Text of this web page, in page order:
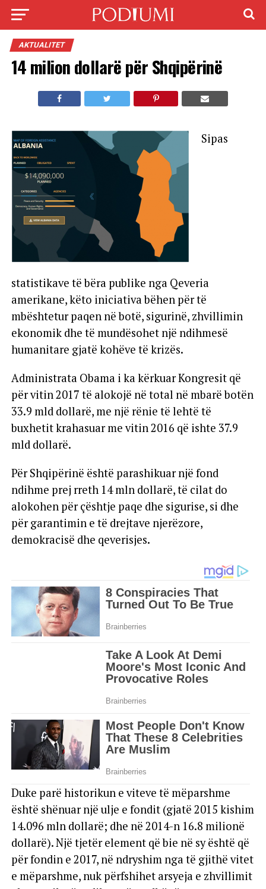
AKTUALITET
14 milion dollarë për Shqipërinë
Sipas
statistikave të bëra publike nga Qeveria
amerikane, këto iniciativa bëhen për të
mbështetur paqen në botë, sigurinë, zhvillimin
ekonomik dhe të mundësohet një ndihmesë
humanitare gjatë kohëve të krizës.
Administrata Obama i ka kërkuar Kongresit që
për vitin 2017 të alokojë në total në mbarë botën
33.9 mld dollarë, me një rënie të lehtë të
buxhetit krahasuar me vitin 2016 që ishte 37.9
mld dollarë.
Për Shqipërinë është parashikuar një fond
ndihme prej rreth 14 mln dollarë, të cilat do
alokohen për çështje paqe dhe sigurise, si dhe
për garantimin e të drejtave njerëzore,
demokracisë dhe qeverisjes.
Duke parë historikun e viteve të mëparshme
është shënuar një ulje e fondit (gjatë 2015 kishim
14.096 mln dollarë; dhe në 2014-n 16.8 milionë
dollarë). Një tjetër element që bie në sy është që
për fondin e 2017, në ndryshim nga të gjithë vitet
e mëparshme, nuk përfshihet arsyeja e zhvillimit